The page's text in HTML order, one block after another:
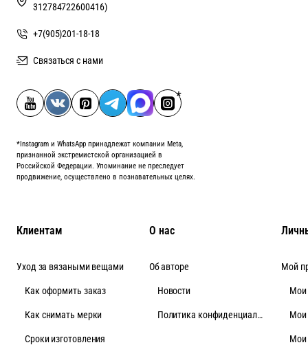
312784722600416)
+7(905)201-18-18
Связаться с нами
*Instagram и WhatsApp принадлежат компании Meta,
признанной экстремистской организацией в
Российской Федерации. Упоминание не преследует
продвижение, осуществлено в познавательных целях.
Клиентам
Уход за вязаными вещами
Как оформить заказ
Как снимать мерки
Cроки изготовления
О нас
Об авторе
Новости
Политика конфиденциальности
Мой
Мои
Мои
Мои